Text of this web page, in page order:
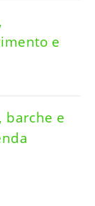
e
barche e